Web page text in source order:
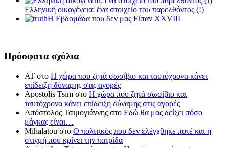
Ελληνική οικογένεια: ένα στοιχείο του παρελθόντος (!)
Η Εβδομάδα που δεν μας Είπαν XXVIII
Πρόσφατα σχόλια
ΑΤ στο Η χώρα που ζητά σωσίβιο και ταυτόχρονα κάνει
επίδειξη δύναμης στις αγορές
Apostolis Tsim στο Η χώρα που ζητά σωσίβιο και
ταυτόχρονα κάνει επίδειξη δύναμης στις αγορές
Απόστολος Τσιμογιάννης στο Εδώ θα μας δείξει πόσο
μάγκας είναι…
Mihalatou στο Ο πολιτικός που δεν ελέγχθηκε ποτέ και η
στιγμή που κρίνει την πατρίδα